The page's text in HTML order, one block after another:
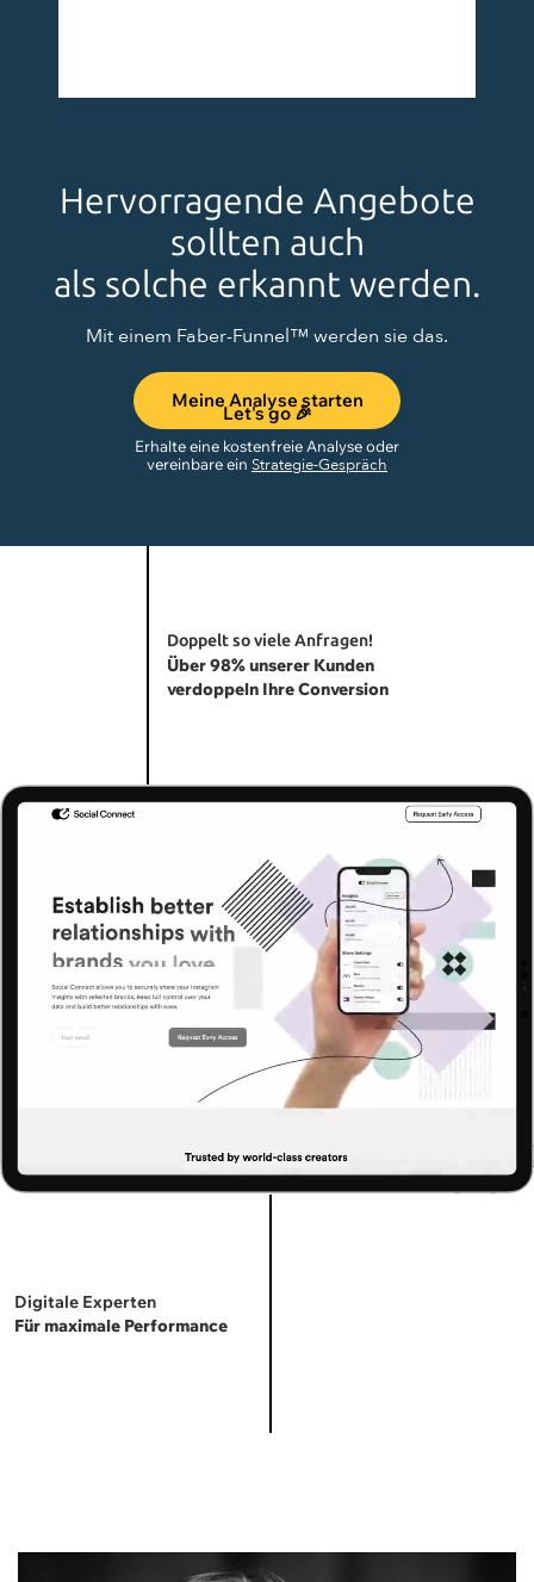
Hervorragende Angebote
sollten auch
als solche erkannt werden.
Mit einem Faber-Funnel™ werden sie das.
Meine Analyse starten
Let's go 🎉
Erhalte eine kostenfreie Analyse oder
vereinbare ein Strategie-Gespräch
Doppelt so viele Anfragen!
Über 98% unserer Kunden
verdoppeln Ihre Conversion
Digitale Experten
Für maximale Performance